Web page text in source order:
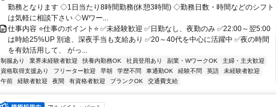
勤務となります ◇1日当たり8時間勤務(休憩3時間) ◇勤務日数・時間などのシフト
は気軽に相談下さい ◇Wワー...
仕事内容 ⭐仕事のポイント⭐ ✅未経験歓迎 ✅日勤なし、夜勤のみ ✅22:00～翌5:00
は時給25%UP 別途、深夜手当も支給あり ✅20～40代を中心に活躍中 ✅夜の時間
を有効活用して、 がっ...
制服あり 業界未経験者歓迎 扶養内勤務OK 社員登用あり 副業・WワークOK
主婦・主夫歓迎
資格取得支援あり
フリーター歓迎 早朝 学歴不問 車通勤OK 経験不問 英語
未経験者歓迎
午前
経験者歓迎 夜間 有資格者歓迎 ブランクOK 交通費支給